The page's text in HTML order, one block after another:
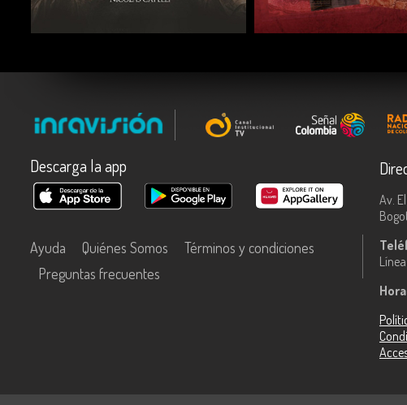
COMPARTIR
Descarga la app
Ayuda Quiénes Somos
Términos y condiciones
Preguntas frecuentes
Av.